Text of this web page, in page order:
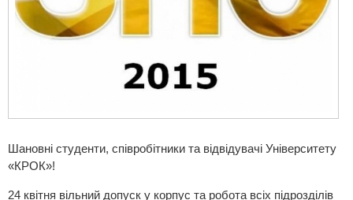
Шановні студенти, співробітники та відвідувачі Університету
«КРОК»!
24 квітня вільний допуск у корпус та робота всіх підрозділів